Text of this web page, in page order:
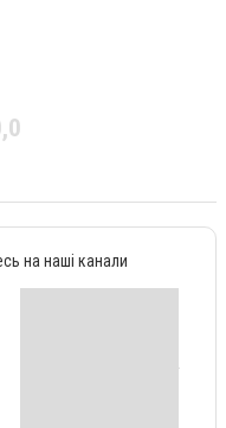
на наші канали